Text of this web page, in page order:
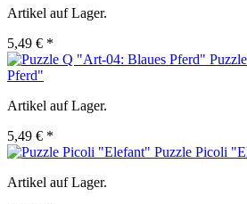
Artikel auf Lager.
5,49 € *
Pferd"
Artikel auf Lager.
5,49 € *
Puzzle Picoli
Artikel auf Lager.